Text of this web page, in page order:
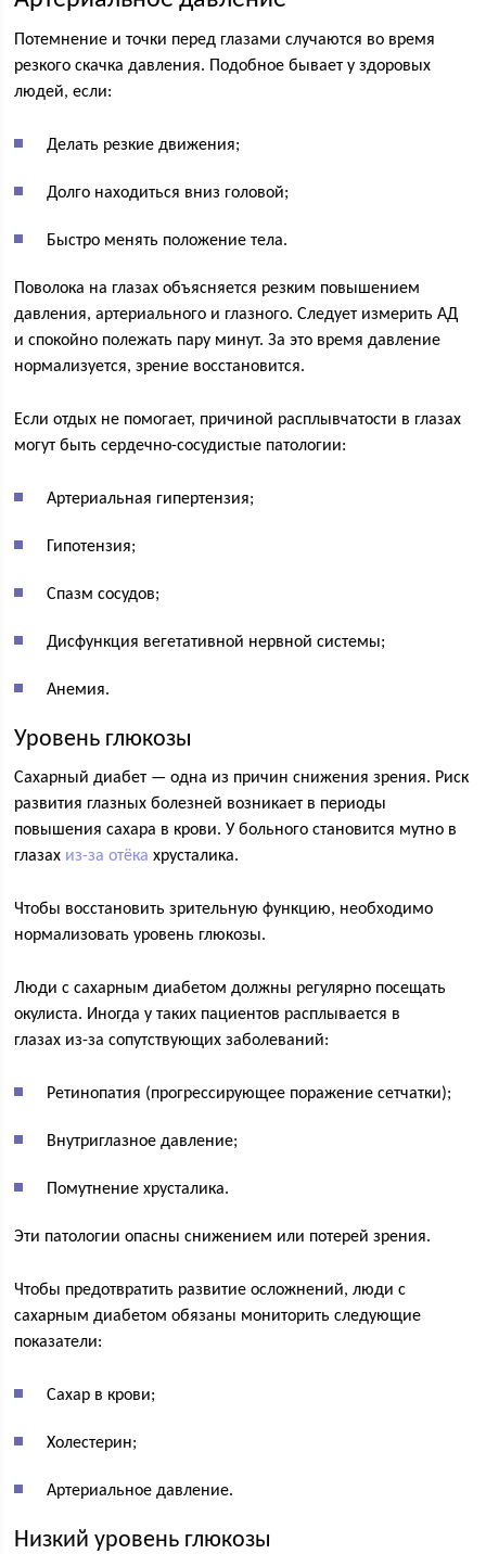
Потемнение и точки перед глазами случаются во время
резкого скачка давления. Подобное бывает у здоровых
людей, если:
Делать резкие движения;
Долго находиться вниз головой;
Быстро менять положение тела.
Поволока на глазах объясняется резким повышением
давления, артериального и глазного. Следует измерить АД
и спокойно полежать пару минут. За это время давление
нормализуется, зрение восстановится.
Если отдых не помогает, причиной расплывчатости в глазах
могут быть сердечно-сосудистые патологии:
Артериальная гипертензия;
Гипотензия;
Спазм сосудов;
Дисфункция вегетативной нервной системы;
Анемия.
Уровень глюкозы
Сахарный диабет — одна из причин снижения зрения. Риск
развития глазных болезней возникает в периоды
повышения сахара в крови. У больного становится мутно в
глазах из-за отёка хрусталика.
Чтобы восстановить зрительную функцию, необходимо
нормализовать уровень глюкозы.
Люди с сахарным диабетом должны регулярно посещать
окулиста. Иногда у таких пациентов расплывается в
глазах из-за сопутствующих заболеваний:
Ретинопатия (прогрессирующее поражение сетчатки);
Внутриглазное давление;
Помутнение хрусталика.
Эти патологии опасны снижением или потерей зрения.
Чтобы предотвратить развитие осложнений, люди с
сахарным диабетом обязаны мониторить следующие
показатели:
Сахар в крови;
Холестерин;
Артериальное давление.
Низкий уровень глюкозы